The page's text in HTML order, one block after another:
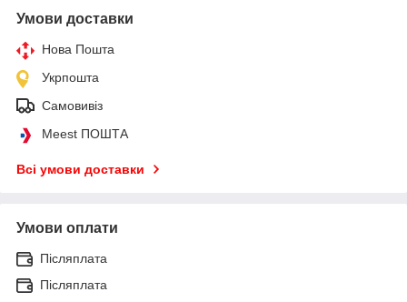
Умови доставки
Нова Пошта
Укрпошта
Самовивіз
Meest ПОШТА
Всі умови доставки
Умови оплати
Післяплата
Післяплата